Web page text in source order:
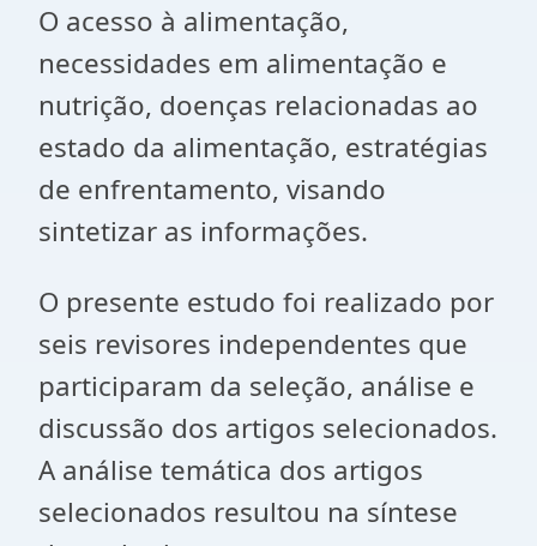
O acesso à alimentação,
necessidades em alimentação e
nutrição, doenças relacionadas ao
estado da alimentação, estratégias
de enfrentamento, visando
sintetizar as informações.
O presente estudo foi realizado por
seis revisores independentes que
participaram da seleção, análise e
discussão dos artigos selecionados.
A análise temática dos artigos
selecionados resultou na síntese